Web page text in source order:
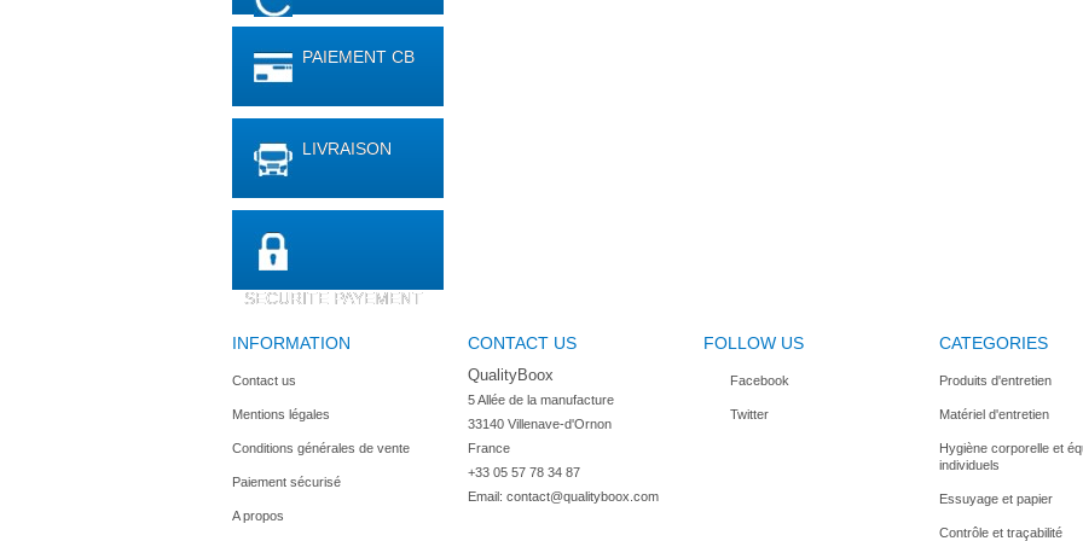
PAIEMENT CB
LIVRAISON
SECURITE PAYEMENT
INFORMATION
Contact us
Mentions légales
Conditions générales de vente
Paiement sécurisé
A propos
CONTACT US
QualityBoox
5 Allée de la manufacture
33140 Villenave-d'Ornon
France
+33 05 57 78 34 87
Email: contact@qualityboox.com
FOLLOW US
Facebook
Twitter
CATEGORIES
Produits d'entretien
Matériel d'entretien
Hygiène corporelle et
individuels
Essuyage et papier
Contrôle et traçabilité